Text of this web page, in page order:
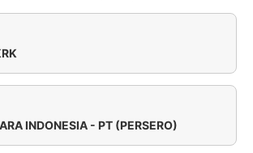
INDONESIA - PT (PERSERO)